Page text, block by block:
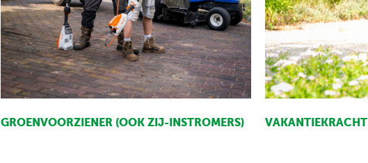
GROENVOORZIENER (OOK ZIJ-INSTROMERS) VAKANTIEKRACHT